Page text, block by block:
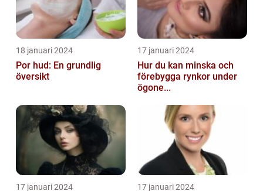
18 januari 2024
Por hud: En grundlig
översikt
17 januari 2024
Hur du kan minska och
förebygga rynkor under
ögone...
17 januari 2024 17 januari 2024